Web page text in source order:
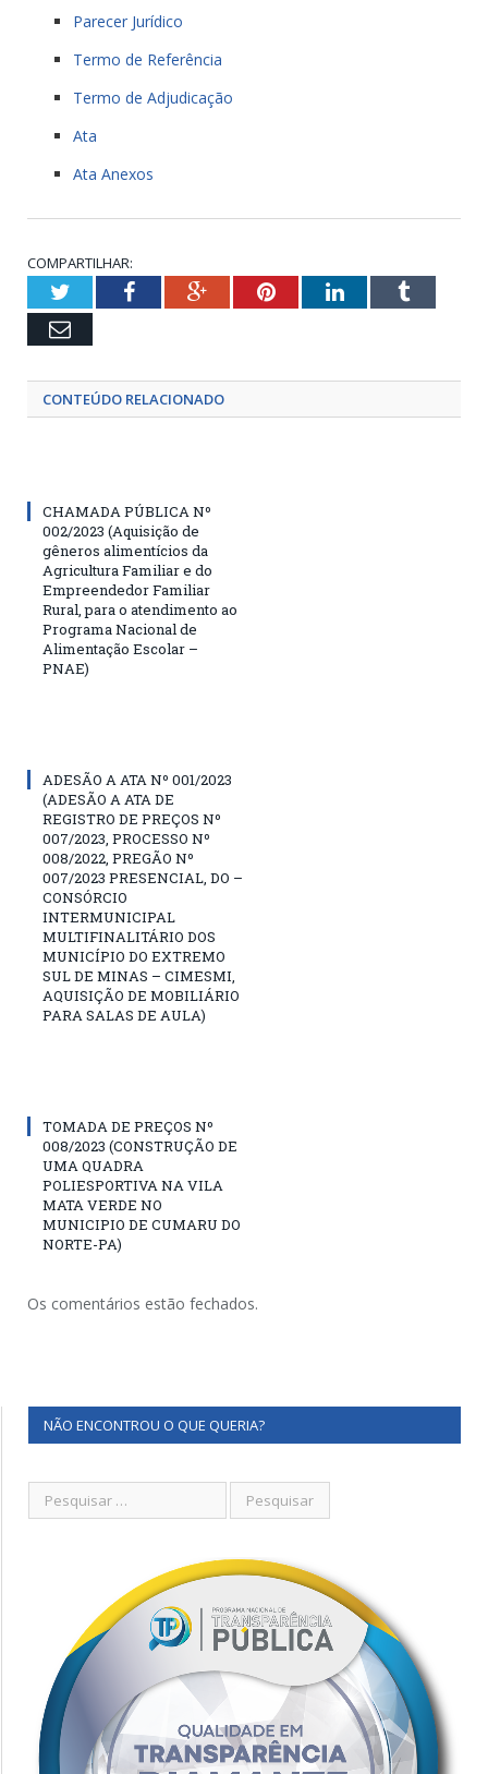
Parecer Jurídico
Termo de Referência
Termo de Adjudicação
Ata
Ata Anexos
COMPARTILHAR:
TwitterFacebookGoogle+PinterestLinkedInTumblr
Email
CONTEÚDO RELACIONADO
CHAMADA PÚBLICA Nº
002/2023 (Aquisição de
gêneros alimentícios da
Agricultura Familiar e do
Empreendedor Familiar
Rural, para o atendimento ao
Programa Nacional de
Alimentação Escolar –
PNAE)
ADESÃO A ATA Nº 001/2023
(ADESÃO A ATA DE
REGISTRO DE PREÇOS Nº
007/2023, PROCESSO Nº
008/2022, PREGÃO Nº
007/2023 PRESENCIAL, DO –
CONSÓRCIO
INTERMUNICIPAL
MULTIFINALITÁRIO DOS
MUNICÍPIO DO EXTREMO
SUL DE MINAS – CIMESMI,
AQUISIÇÃO DE MOBILIÁRIO
PARA SALAS DE AULA)
TOMADA DE PREÇOS Nº
008/2023 (CONSTRUÇÃO DE
UMA QUADRA
POLIESPORTIVA NA VILA
MATA VERDE NO
MUNICIPIO DE CUMARU DO
NORTE-PA)
Os comentários estão fechados.
NÃO ENCONTROU O QUE QUERIA?